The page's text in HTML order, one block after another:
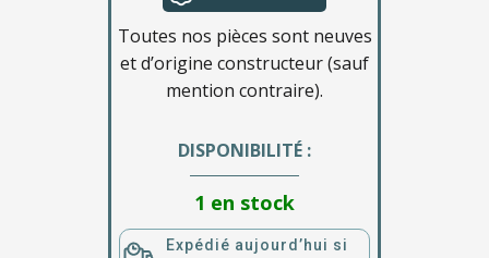
Toutes nos pièces sont neuves
et d’origine constructeur (sauf
mention contraire).
DISPONIBILITÉ :
1 en stock
Expédié aujourd’hui si